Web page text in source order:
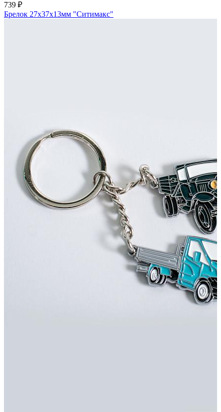
739 ₽
Брелок 27х37х13мм "Ситимакс"